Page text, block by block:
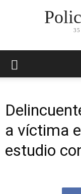
a víctima
estudio